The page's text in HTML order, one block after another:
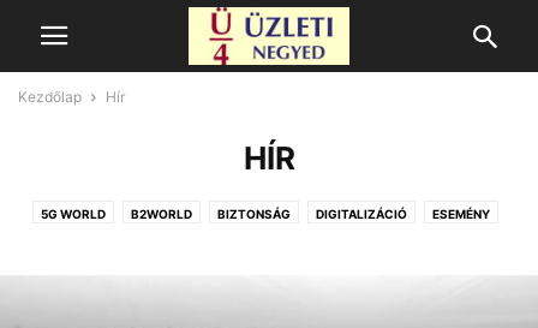
Kezdőlap Hír
HÍR
5G WORLD B2WORLD BIZTONSÁG DIGITALIZÁCIÓ ESEMÉNY